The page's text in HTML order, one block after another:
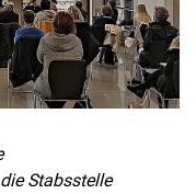
Stabsstelle